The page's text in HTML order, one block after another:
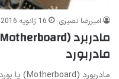
امیررضا نصیری 16 ژانویه 2016
مادربورد